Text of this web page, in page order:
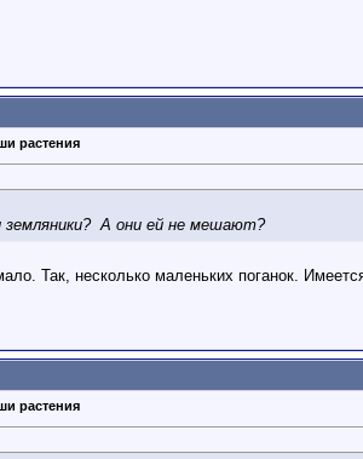
растения
А они ей не мешают?
Так, несколько маленьких поганок.
растения